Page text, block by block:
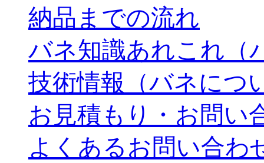
納品までの流れ
バネ知識あれこれ（
技術情報（バネにつ
お見積もり・お問い
よくあるお問い合わ